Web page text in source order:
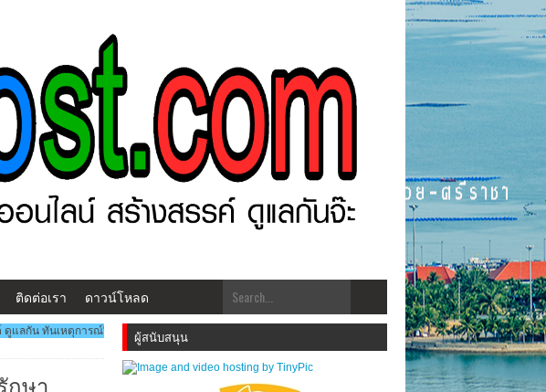
ติดต่อเรา ดาวน์โหลด
สดีครับ...พบกับ www.ศรีราชาโพสต์.com โฉมใหม่!! "สร้างสรรคฺ์ ดูแลกัน ทันเหตุการณ์" ***ประชาสัมพันธ์ข่าวสารส่
กษา
ผู้สนับสนุน